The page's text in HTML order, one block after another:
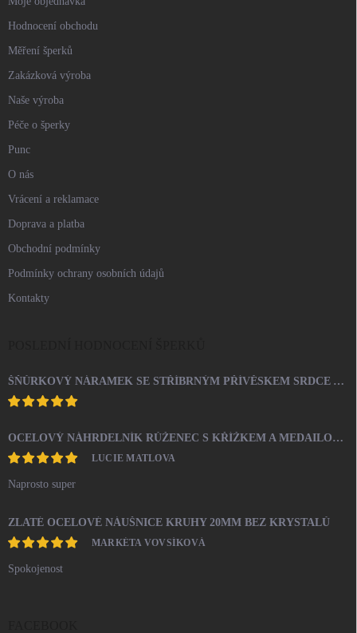
Hodnocení obchodu
Měření šperků
Zakázková výroba
Naše výroba
Péče o šperky
Punc
O nás
Vrácení a reklamace
Doprava a platba
Obchodní podmínky
Podmínky ochrany osobních údajů
Kontakty
ŠŇŮRKOVÝ NÁRAMEK SE STŘÍBRNÝM PŘÍVĚSKEM SRDCE A KRYSTALY SWAROVSKI CRYSTAL (STŘÍBRO 925/1000)
OCELOVÝ NÁHRDELNÍK RŮŽENEC S KŘÍŽKEM A MEDAILONEM
LUCIE MATLOVA
Naprosto super
ZLATÉ OCELOVÉ NÁUŠNICE KRUHY 20MM BEZ KRYSTALŮ
MARKÉTA VOVSÍKOVÁ
Spokojenost